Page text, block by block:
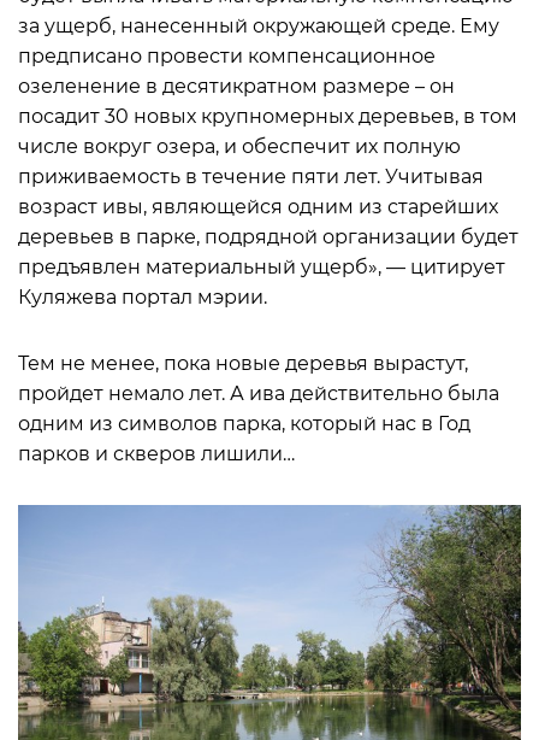
за ущерб, нанесенный окружающей среде. Ему
предписано провести компенсационное
озеленение в десятикратном размере – он
посадит 30 новых крупномерных деревьев, в том
числе вокруг озера, и обеспечит их полную
приживаемость в течение пяти лет. Учитывая
возраст ивы, являющейся одним из старейших
деревьев в парке, подрядной организации будет
предъявлен материальный ущерб», — цитирует
Куляжева портал мэрии.
Тем не менее, пока новые деревья вырастут,
пройдет немало лет. А ива действительно была
одним из символов парка, который нас в Год
парков и скверов лишили…